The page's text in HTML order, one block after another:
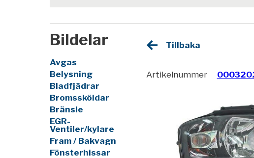
Bildelar
Avgas
Belysning
Bladfjädrar
Bromssköldar
Bränsle
EGR-
Ventiler/kylare
Fram / Bakvagn
Fönsterhissar
Tillbaka
Artikelnummer